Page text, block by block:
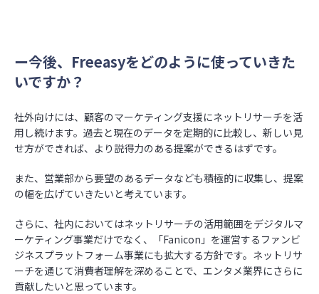
ー今後、Freeasyをどのように使っていきた
いですか？
社外向けには、顧客のマーケティング支援にネットリサーチを活
用し続けます。過去と現在のデータを定期的に比較し、新しい見
せ方ができれば、より説得力のある提案ができるはずです。
また、営業部から要望のあるデータなども積極的に収集し、提案
の幅を広げていきたいと考えています。
さらに、社内においてはネットリサーチの活用範囲をデジタルマ
ーケティング事業だけでなく、「Fanicon」を運営するファンビ
ジネスプラットフォーム事業にも拡大する方針です。ネットリサ
ーチを通じて消費者理解を深めることで、エンタメ業界にさらに
貢献したいと思っています。